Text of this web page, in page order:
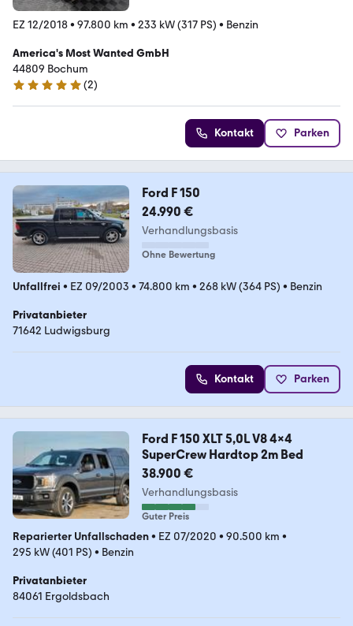
EZ 12/2018• 97.800 km • 233 kW (317 PS) • Benzin
America's Most Wanted GmbH
44809 Bochum
4.8 Sterne
(2)
Kontakt Parken
Ford F 150
24.990 €
Verhandlungsbasis
Ohne Bewertung
Unfallfrei • EZ 09/2003 • 74.800 km • 268 kW (364 PS) • Benzin
Privatanbieter
71642 Ludwigsburg
Kontakt Parken
Ford F 150 XLT 5,0L V8 4x4
SuperCrew Hardtop 2m Bed
38.900 €
Verhandlungsbasis
Guter Preis
Reparierter Unfallschaden• EZ 07/2020 • 90.500 km •
295 kW (401 PS) • Benzin
Privatanbieter
84061 Ergoldsbach